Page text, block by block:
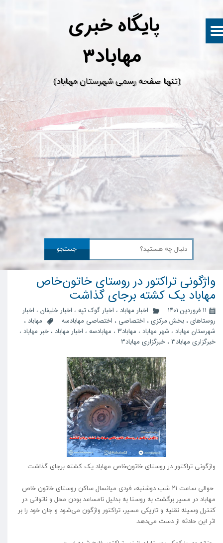
پایگاه خبری
​(تنها صفحه رسمی شهرستان مهاباد)
جستجو
واژگونی تراکتور در روستای خاتون‌خاص
مهاباد یک کشته برجای گذاشت
۱۱ فروردین ۱۴۰۱ اخبار مهاباد ، اخبار گوک تپه ، اخبار خلیفان ، اخبار
روستاهای ، بخش مرکزی ، اختصاصی ، اختصاصی مهابادسه مهاباد ،
شهرستان مهاباد ، شهر مهاباد ، مهاباد3 ، مهابادسه ، اخبار مهاباد ، خبر مهاباد ،
خبرگزاری مهاباد3
، خبرگزاری مهاباد۳
واژگونی تراکتور در روستای خاتون‌خاص مهاباد یک کشته برجای گذاشت
حوالی ساعت ۲۱ شب دوشنبه، فردی میانسال ساکن روستای خاتون خاص
مهاباد در مسیر برگشت به روستا به بدلیل نامساعد بودن محل و ناتوانی در
کنترل وسیله نقلیه و تاریکی مسیر، تراکتور واژگون می‌شود و جان خود را بر
اثر این حادثه از دست می‌دهد.